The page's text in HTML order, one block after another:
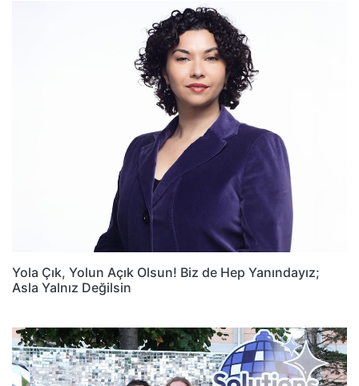
Yola Çık, Yolun Açık Olsun! Biz de Hep Yanındayız;
Asla Yalnız Değilsin